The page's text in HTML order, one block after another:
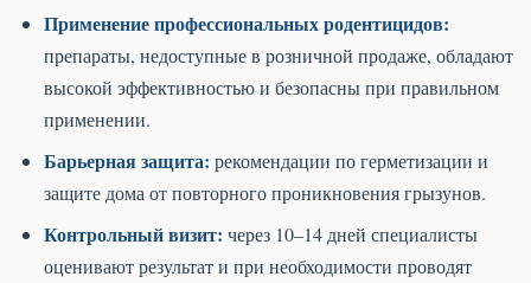
Применение профессиональных родентицидов:
препараты, недоступные в розничной продаже, обладают
высокой эффективностью и безопасны при правильном
применении.
Барьерная защита: рекомендации по герметизации и
защите дома от повторного проникновения грызунов.
Контрольный визит: через 10–14 дней специалисты
оценивают результат и при необходимости проводят